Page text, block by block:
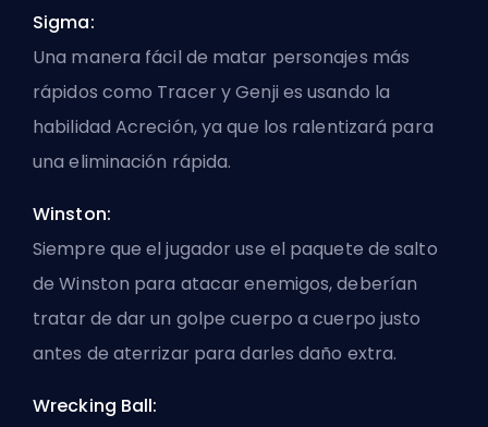
Sigma:
Una manera fácil de matar personajes más
rápidos como Tracer y Genji es usando la
habilidad Acreción, ya que los ralentizará para
una eliminación rápida.
Winston:
Siempre que el jugador use el paquete de salto
de Winston para atacar enemigos, deberían
tratar de dar un golpe cuerpo a cuerpo justo
antes de aterrizar para darles daño extra.
Wrecking Ball: